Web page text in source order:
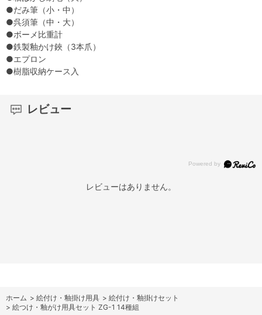
●だみ筆（小・中）
●呉須筆（中・大）
●ボーメ比重計
●鉄製釉かけ鋏（3本爪）
●エプロン
●樹脂収納ケース入
レビュー
レビューはありません。
ホーム > 絵付け・釉掛け用具 > 絵付け・釉掛けセット
> 絵つけ・釉がけ用具セット ZG-1 14種組